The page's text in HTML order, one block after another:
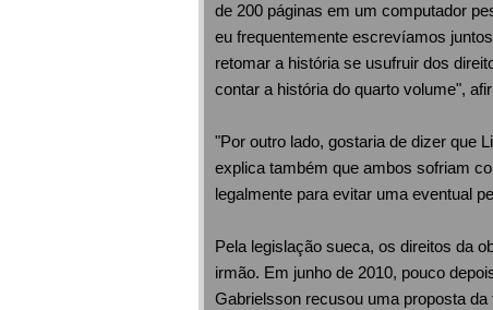
de 200 páginas em um computador
eu frequentemente escrevíamos
retomar a história se usufruir dos
contar a história do quarto volume",
"Por outro lado, gostaria de dizer que
explica também que ambos sofriam
legalmente para evitar uma eventual
Pela legislação sueca, os direitos da
irmão. Em junho de 2010, pouco
Gabrielsson recusou uma proposta